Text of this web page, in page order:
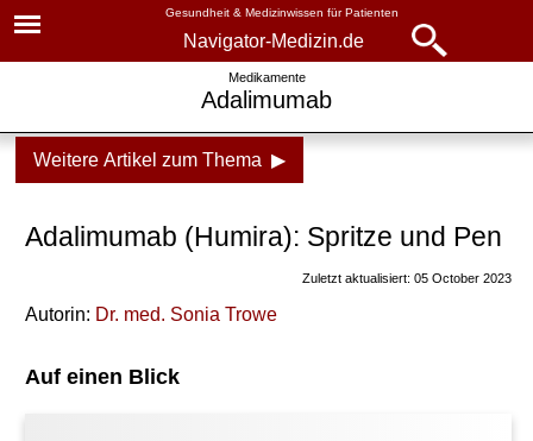
Gesundheit & Medizinwissen für Patienten
Navigator-Medizin.de
Medikamente
Adalimumab
Weitere Artikel zum Thema ▶
Adalimumab (Humira): Spritze und Pen
Zuletzt aktualisiert: 05 October 2023
Autorin: Dr. med. Sonia Trowe
Auf einen Blick
► News
► Diagnostik & Laborwerte
► Therapieverfahren
► Medikamente
▾
Medikamente
bei Rheuma
ulcerosa